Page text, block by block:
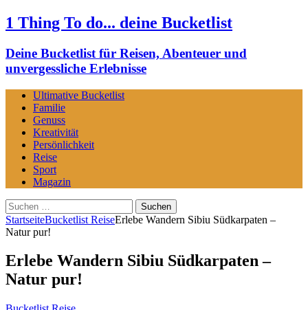
1 Thing To do... deine Bucketlist
Deine Bucketlist für Reisen, Abenteuer und
unvergessliche Erlebnisse
Ultimative Bucketlist
Familie
Genuss
Kreativität
Persönlichkeit
Reise
Sport
Magazin
Suchen
nach:
StartseiteBucketlist ReiseErlebe Wandern Sibiu Südkarpaten –
Natur pur!
Erlebe Wandern Sibiu Südkarpaten –
Natur pur!